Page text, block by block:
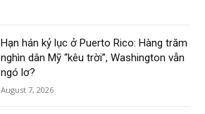
Hạn hán kỷ lục ở Puerto Rico: Hàng trăm
nghìn dân Mỹ “kêu trời”, Washington vẫn
ngó lơ?
August 7, 2026